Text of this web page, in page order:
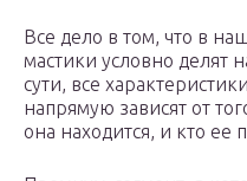
Все дело в том, что в
мастики условно делят
сути, все
напрямую зависят от
она находится, и кто ее